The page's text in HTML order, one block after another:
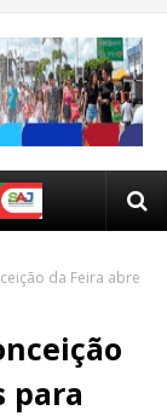
da Feira abre
para